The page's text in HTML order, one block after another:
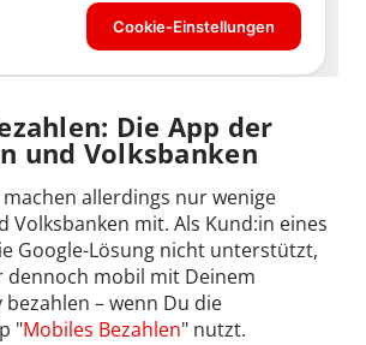
Die App der
und Volksbanken
machen allerdings nur wenige
Volksbanken mit. Als Kund:in eines
Google-Lösung nicht unterstützt,
dennoch mobil mit Deinem
– wenn Du die
"Mobiles Bezahlen" nutzt.